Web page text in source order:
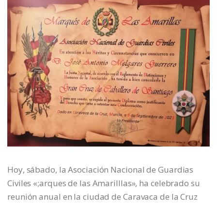
Hoy, sábado, la Asociación Nacional de Guardias
Civiles «;arques de las Amarilllas», ha celebrado su
reunión anual en la ciudad de Caravaca de la Cruz